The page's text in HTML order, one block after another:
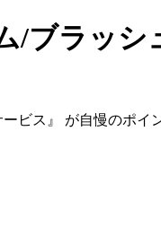
ラッシ
ビス』 が自慢のポイ